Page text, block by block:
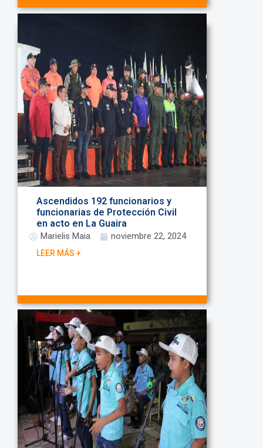
Ascendidos 192 funcionarios y
funcionarias de Protección Civil
en acto en La Guaira
Marielis Maia noviembre 22, 2024
LEER MÁS +